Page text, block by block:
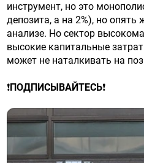
инструмент, но это
депозита, а на 2%), но
анализе. Но сектор
высокие капитальные
может не наталкивать на
❗️ПОДПИСЫВАЙТЕСЬ❗️